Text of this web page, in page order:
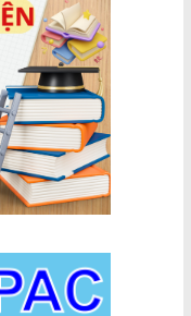
đình anh
hùng lực
lượng an
ninh